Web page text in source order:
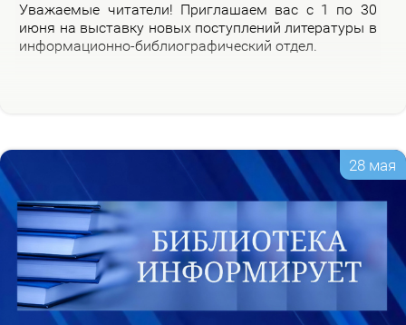
Ува­жа­е­мые чи­та­те­ли! При­гла­ша­ем вас с 1 по 30
июня на вы­став­ку но­вых по­ступ­ле­ний ли­те­ра­ту­ры в
ин­фор­ма­ци­он­но-биб­лио­гра­фи­че­ский от­дел.
28 мая